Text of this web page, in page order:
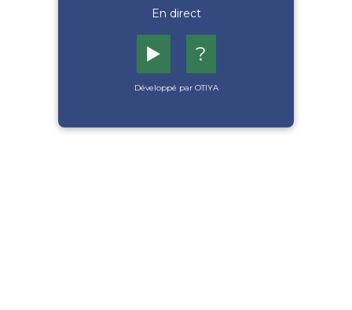
En direct
▶️ ?
Développé par OTIYA